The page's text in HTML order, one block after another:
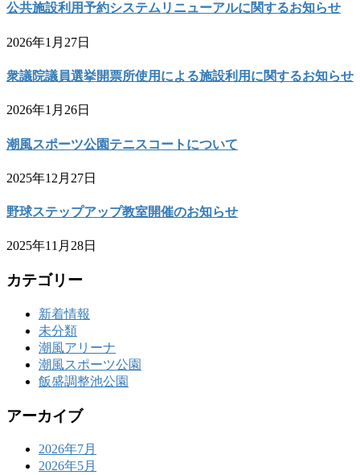
公共施設利用予約システムリニューアルに関するお知らせ
2026年1月27日
衆議院議員選挙開票所使用による施設利用に関するお知らせ
2026年1月26日
潮風スポーツ公園テニスコートについて
2025年12月27日
野球ステップアップ教室開催のお知らせ
2025年11月28日
カテゴリー
新着情報
未分類
潮風アリーナ
潮風スポーツ公園
飯盛調整池公園
アーカイブ
2026年7月
2026年5月